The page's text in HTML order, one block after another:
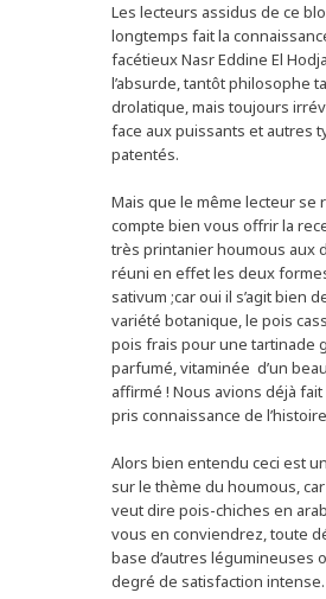
Les lecteurs assidus de ce
longtemps fait la
facétieux Nasr Eddine El
l’absurde, tantôt philosophe
drolatique, mais toujours
face aux puissants et autres
patentés.
Mais que le même lecteur se
compte bien vous offrir la
très printanier houmous aux
réuni en effet les deux
sativum ;car oui il s’agit bien
variété botanique, le pois
pois frais pour une tartinade
parfumé, vitaminée d’un
affirmé ! Nous avions déjà
pris connaissance de
Alors bien entendu ceci est
sur le thème du houmous, car
veut dire pois-chiches en
vous en conviendrez, toute
base d’autres légumineuses
degré de satisfaction intense.